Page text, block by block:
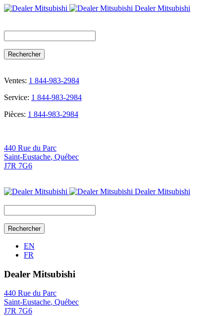
Dealer Mitsubishi
for:
Ventes: 1 844-983-2984
Service: 1 844-983-2984
Pièces: 1 844-983-2984
440 Rue du Parc
Saint-Eustache, Québec
J7R 7G6
Dealer Mitsubishi
for:
EN
FR
Dealer Mitsubishi
440 Rue du Parc
Saint-Eustache, Québec
J7R 7G6